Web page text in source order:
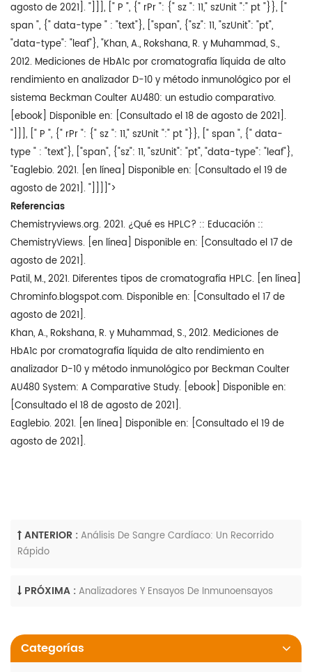
agosto de 2021]. "]]], [" P ", {" rPr ": {" sz ": 11," szUnit ":" pt "}}, ["
span ", {" data-type " : "text"}, ["span", {"sz": 11, "szUnit": "pt",
"data-type": "leaf"}, "Khan, A., Rokshana, R. y Muhammad, S.,
2012. Mediciones de HbA1c por cromatografía líquida de alto
rendimiento en analizador D-10 y método inmunológico por el
sistema Beckman Coulter AU480: un estudio comparativo.
[ebook] Disponible en: [Consultado el 18 de agosto de 2021].
"]]], [" P ", {" rPr ": {" sz ": 11," szUnit ":" pt "}}, [" span ", {" data-
type " : "text"}, ["span", {"sz": 11, "szUnit": "pt", "data-type": "leaf"},
"Eaglebio. 2021. [en línea] Disponible en: [Consultado el 19 de
agosto de 2021]. "]]]]">
Referencias
Chemistryviews.org. 2021. ¿Qué es HPLC? :: Educación ::
ChemistryViews. [en línea] Disponible en: [Consultado el 17 de
agosto de 2021].
Patil, M., 2021. Diferentes tipos de cromatografía HPLC. [en línea]
Chrominfo.blogspot.com. Disponible en: [Consultado el 17 de
agosto de 2021].
Khan, A., Rokshana, R. y Muhammad, S., 2012. Mediciones de
HbA1c por cromatografía líquida de alto rendimiento en
analizador D-10 y método inmunológico por Beckman Coulter
AU480 System: A Comparative Study. [ebook] Disponible en:
[Consultado el 18 de agosto de 2021].
Eaglebio. 2021. [en línea] Disponible en: [Consultado el 19 de
agosto de 2021].
ANTERIOR :Análisis De Sangre Cardíaco: Un Recorrido
Rápido
PRÓXIMA :Analizadores Y Ensayos De Inmunoensayos
Categorías